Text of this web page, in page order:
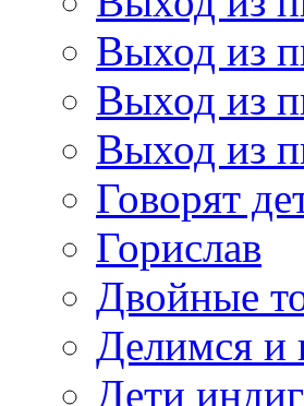
Выход из
Выход из
Выход из
Говорят
Горислав
Двойные
Делимся и
Дети